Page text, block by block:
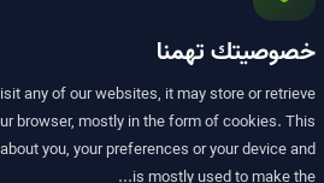
خصوصيتك تهمنا
any of our websites, it may store or retrieve
browser, mostly in the form of cookies. This
you, your preferences or your device and
is mostly used to make the...